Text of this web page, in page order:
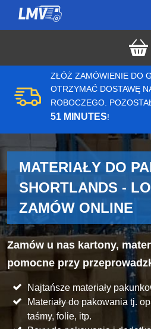
ZŁÓŻ ZAMÓWIENIE DO
OTRZYMAĆ DOSTAWĘ
ROBOCZEGO.
51 MINUTES!
MATERIAŁY DO
SHORTLANDS -
ZAMÓW ONLINE
Zamów u nas kartony,
pomocne przy
Najtańsze materiały
Materiały do pakowania tj.
taśmy, folie, itp.